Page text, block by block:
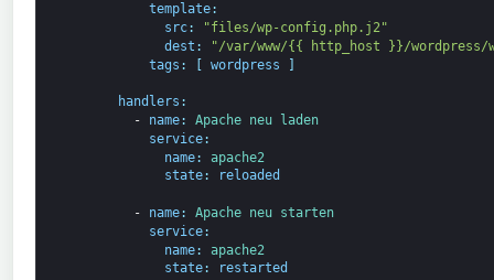
template:
src:
"files/wp-config.php.j2"
dest :
"/var/www/{{ http_host }}/wordpress/
tags : [ wordpress ]
handlers :
-
name: Apache neu laden
service:
name:
apache2
state: reloaded
- name: Apache neu starten
service:
name:
apache2
state: restarted